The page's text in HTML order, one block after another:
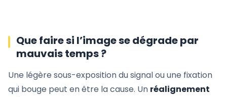
Que faire si l’image se dégrade par
mauvais temps ?
Une légère sous-exposition du signal ou une fixation
qui bouge peut en être la cause. Un réalignement